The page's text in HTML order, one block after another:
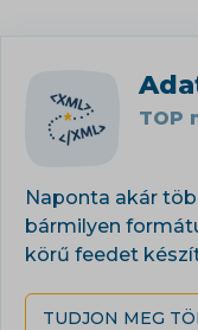
TOP
Naponta akár
bármilyen
körű feedet
TUDJON MEG